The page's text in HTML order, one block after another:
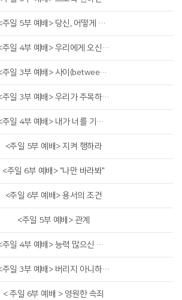
<주일 5부 예배> 당신, 어떻게 이 곳에 왔습니까?
<주일 4부 예배> 우리에게 오신 예수님
<주일 3부 예배> 사이(between)에 무엇이 있는가?
<주일 3부 예배> 우리가 주목하는 것은
<주일 4부 예배> 내가 너를 기뻐하노라
<주일 5부 예배> 지켜 행하라
<주일 6부 예배> "나만 바라봐"
<주일 6부 예배> 용서의 조건
<주일 5부 예배> 관계
<주일 4부 예배> 능력 많으신 이가 오시나니
<주일 3부 예배> 버리지 아니하시는 하나님
< 주일 6부 예배 > 영원한 속죄